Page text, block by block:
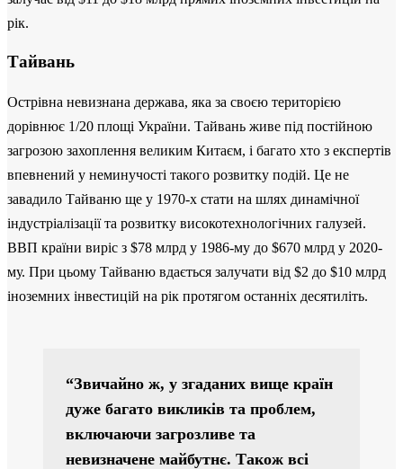
рік.
Тайвань
Острівна невизнана держава, яка за своєю територією
дорівнює 1/20 площі України. Тайвань живе під постійною
загрозою захоплення великим Китаєм, і багато хто з експертів
впевнений у неминучості такого розвитку подій. Це не
завадило Тайваню ще у 1970-х стати на шлях динамічної
індустріалізації та розвитку високотехнологічних галузей.
ВВП країни виріс з $78 млрд у 1986-му до $670 млрд у 2020-
му. При цьому Тайваню вдається залучати від $2 до $10 млрд
іноземних інвестицій на рік протягом останніх десятиліть.
“Звичайно ж, у згаданих вище країн
дуже багато викликів та проблем,
включаючи загрозливе та
невизначене майбутнє. Також всі